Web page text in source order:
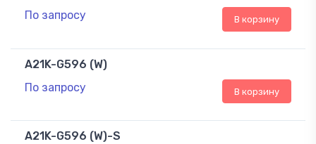
По запросу
В корзину
A21K-G596 (W)
По запросу
В корзину
A21K-G596 (W)-S